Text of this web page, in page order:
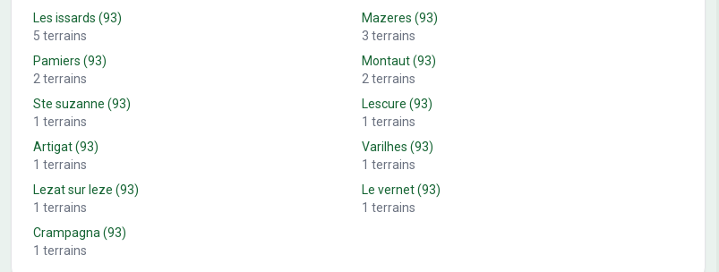
Les issards (93)
5 terrains
Mazeres (93)
3 terrains
Pamiers (93)
2 terrains
Montaut(93)
2 terrains
Ste suzanne (93)
1 terrains
Lescure (93)
1 terrains
Artigat(93)
1 terrains
Varilhes (93)
1 terrains
Lezat sur leze (93)
1 terrains
Le vernet(93)
1 terrains
Crampagna (93)
1 terrains